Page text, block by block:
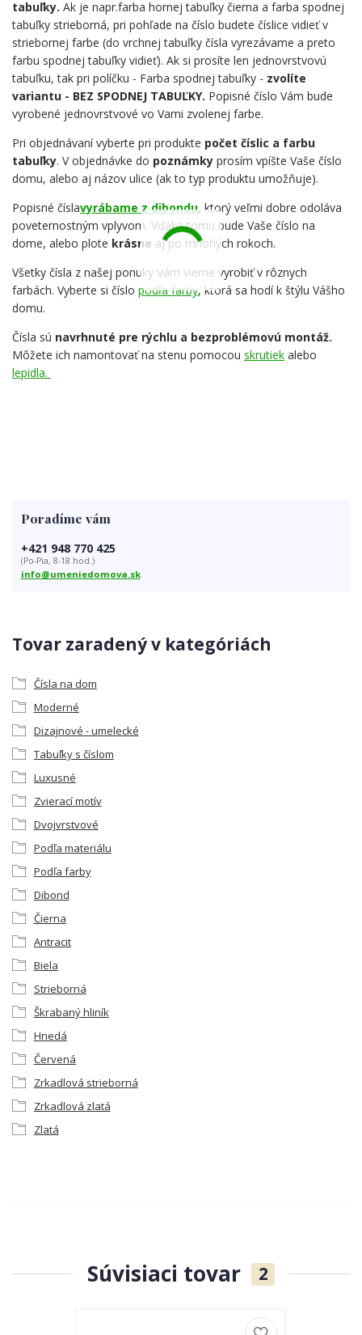
tabuľky. Ak je napr.farba hornej tabuľky čierna a farba spodnej
tabuľky strieborná, pri pohľade na číslo budete číslice vidieť v
striebornej farbe (do vrchnej tabuľky čísla vyrezávame a preto
farbu spodnej tabuľky vidieť). Ak si prosíte len jednovrstvovú
tabuľku, tak pri políčku - Farba spodnej tabuľky - zvolíte
variantu - BEZ SPODNEJ TABUĽKY. Popisné číslo Vám bude
vyrobené jednovrstvové vo Vami zvolenej farbe.
Pri objednávaní vyberte pri produkte počet číslic a farbu
tabuľky. V objednávke do poznámky prosím vpíšte Vaše číslo
domu, alebo aj názov ulice (ak to typ produktu umožňuje).
Popisné číslavyrábame z dibondu, ktorý veľmi dobre odoláva
poveternostným vplyvom. Vďaka tomu bude Vaše číslo na
dome, alebo plote krásne aj po mnohých rokoch.
Všetky čísla z našej ponuky Vám vieme vyrobiť v rôznych
farbách. Vyberte si číslo podľa farby, ktorá sa hodí k štýlu Vášho
domu.
Čísla sú navrhnuté pre rýchlu a bezproblémovú montáž.
Môžete ich namontovať na stenu pomocou skrutiek alebo
lepidla.
Tovar zaradený v kategóriách
Čísla na dom
Moderné
Dizajnové - umelecké
Tabuľky s číslom
Luxusné
Zvierací motív
Dvojvrstvové
Podľa materiálu
Podľa farby
Dibond
Čierna
Antracit
Biela
Strieborná
Škrabaný hliník
Hnedá
Červená
Zrkadlová strieborná
Zrkadlová zlatá
Zlatá
Poradíme vám
+421 948 770 425
(Po-Pia, 8-18 hod.)
info@umeniedomova.sk
Súvisiaci tovar 2